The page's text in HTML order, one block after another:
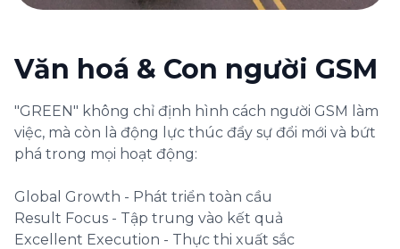
Văn hoá & Con người GSM
"GREEN" không chỉ định hình cách người GSM làm
việc, mà còn là động lực thúc đẩy sự đổi mới và bứt
phá trong mọi hoạt động:
Global Growth - Phát triển toàn cầu
Result Focus - Tập trung vào kết quả
Excellent Execution - Thực thi xuất sắc